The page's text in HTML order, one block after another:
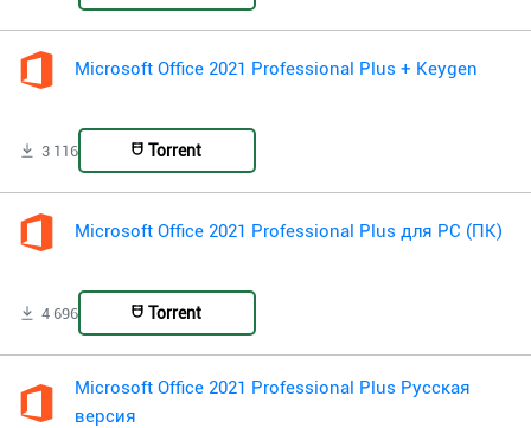
Microsoft Office 2021 Professional Plus + Keygen
3 116 Torrent
Microsoft Office 2021 Professional Plus для PC (ПК)
4 696 Torrent
Microsoft Office 2021 Professional Plus Русская
версия